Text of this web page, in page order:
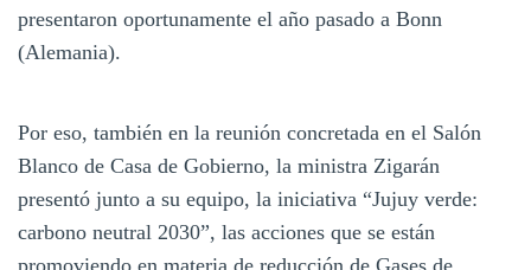
presentaron oportunamente el año pasado a Bonn
(Alemania).
Por eso, también en la reunión concretada en el Salón
Blanco de Casa de Gobierno, la ministra Zigarán
presentó junto a su equipo, la iniciativa “Jujuy verde:
carbono neutral 2030”, las acciones que se están